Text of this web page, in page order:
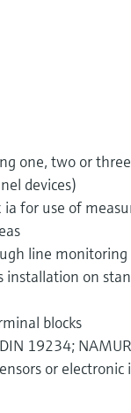
one, two or three
devices)
for use of
line monitoring
installation on
blocks
19234;
or electronic